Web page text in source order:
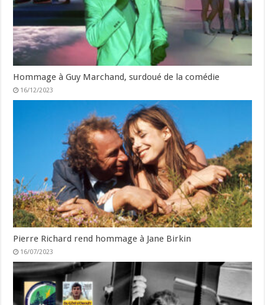
Hommage à Guy Marchand, surdoué de la comédie
16/12/2023
Pierre Richard rend hommage à Jane Birkin
16/07/2023